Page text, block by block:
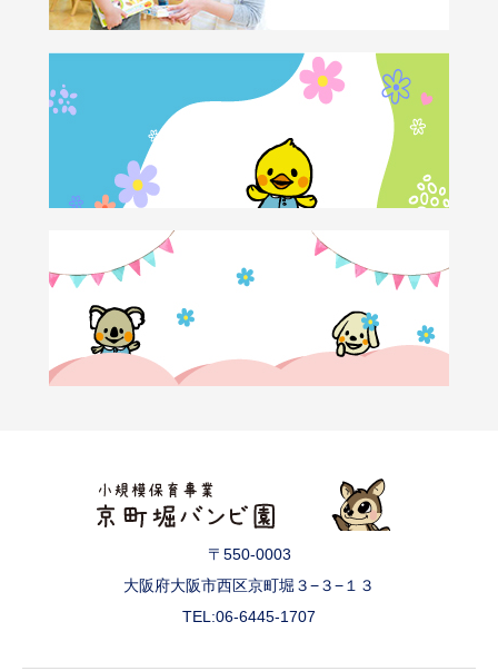
〒550-0003
大阪府大阪市西区京町堀３−３−１３
TEL:06-6445-1707